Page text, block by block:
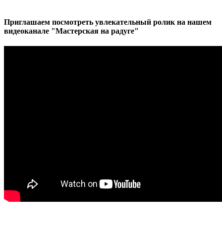
Приглашаем посмотреть увлекательный ролик на нашем
видеоканале "Мастерская на радуге"